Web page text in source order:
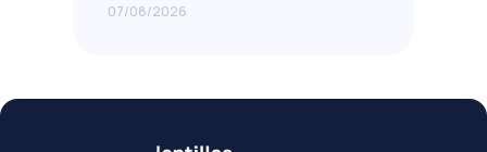
07/08/2026